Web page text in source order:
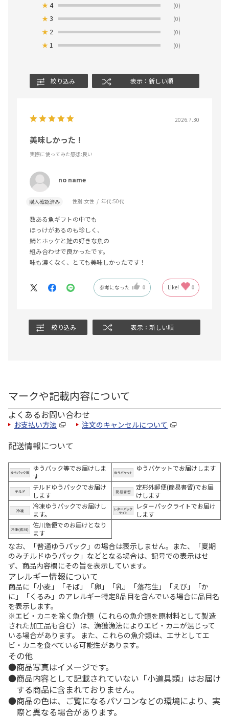
★4 (0)
★3 (0)
★ 2 (0)
★ 1 (0)
絞り込み 表示：新しい順
2026.7.30
美味しかった！
実際に使ってみた感想:良い
no name
購入確認済み 性別:女性 年代:50代
数ある魚ギフトの中でも
ほっけがあるのも珍しく、
鯖とホッケと鮭の好きな魚の
組み合わせで良かったです。
味も濃くなく、とても美味しかったです！
参考になった 0 Like! 0
絞り込み 表示：新しい順
マークや記載内容について
よくあるお問い合わせ
お支払い方法 注文のキャンセルについて
配送情報について
ゆうパック等でお届けしま
す
ゆうパケットでお届けします
チルドゆうパックでお届け
します
定形外郵便(簡易書留)でお届
けします
冷凍ゆうパックでお届けし
ます。
レターパックライトでお届け
します
佐川急便でのお届けとなり
ます
なお、「普通ゆうパック」の場合は表示しません。また、「夏期
のみチルドゆうパック」などとなる場合は、記号での表示はせ
ず、商品内容欄にその旨を表示しています。
アレルギー情報について
商品に「小麦」「そば」「卵」「乳」「落花生」「えび」「か
に」「くるみ」のアレルギー特定8品目を含んでいる場合に品目名
を表示します。
※エビ・カニを除く魚介類（これらの魚介類を原材料として製造
された加工品も含む）は、漁獲漁法によりエビ・カニが混じって
いる場合があります。 また、これらの魚介類は、エサとしてエ
ビ・カニを食べている可能性があります。
その他
商品写真はイメージです。
商品内容として記載されていない「小道具類」はお届け
する商品に含まれておりません。
商品の色は、ご覧になるパソコンなどの環境により、実
際と異なる場合があります。